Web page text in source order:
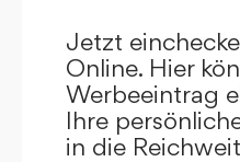
Jetzt
Online. Hier
Werbeeintrag
Ihre
in die